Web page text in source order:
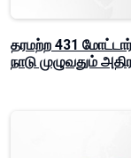
தரமற்ற 431
நாடு முழுவதும்